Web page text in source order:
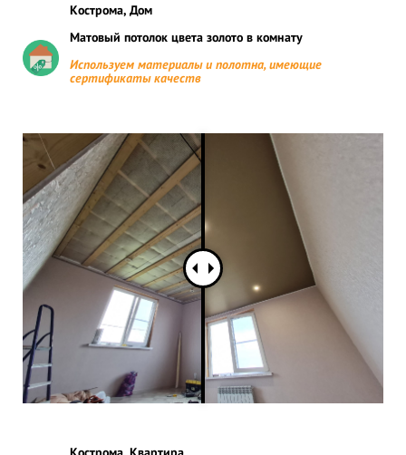
Кострома, Дом
Матовый потолок цвета золото в комнату
Используем материалы и полотна, имеющие
сертификаты качеств